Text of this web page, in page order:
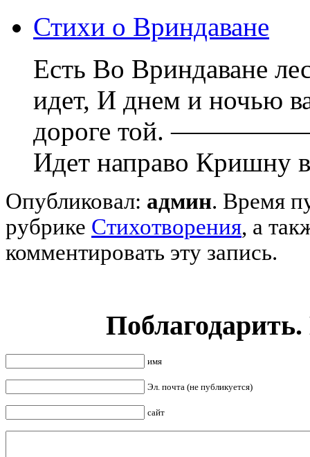
Стихи о Вриндаване
Есть Во Вриндаване
идет, И днем и ночью
дороге той.
Идет направо Кришну
Опубликовал: админ. Время
рубрике Стихотворения, а
комментировать эту запись.
имя
Эл. почта (не публикуется)
сайт